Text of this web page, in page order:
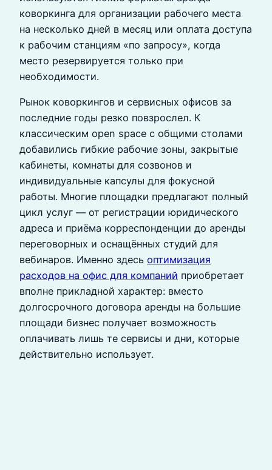
коворкинга для организации рабочего места
на несколько дней в месяц или оплата доступа
к рабочим станциям «по запросу», когда
место резервируется только при
необходимости.
Рынок коворкингов и сервисных офисов за
последние годы резко повзрослел. К
классическим open space с общими столами
добавились гибкие рабочие зоны, закрытые
кабинеты, комнаты для созвонов и
индивидуальные капсулы для фокусной
работы. Многие площадки предлагают полный
цикл услуг — от регистрации юридического
адреса и приёма корреспонденции до аренды
переговорных и оснащённых студий для
вебинаров. Именно здесь оптимизация
расходов на офис для компаний приобретает
вполне прикладной характер: вместо
долгосрочного договора аренды на большие
площади бизнес получает возможность
оплачивать лишь те сервисы и дни, которые
действительно использует.